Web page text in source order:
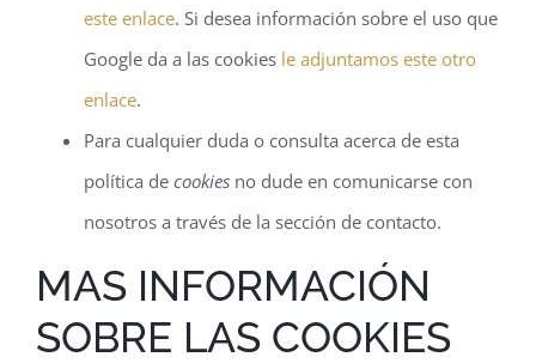
este enlace. Si desea información sobre el uso que
Google da a las cookies le adjuntamos este otro
enlace.
Para cualquier duda o consulta acerca de esta
política de cookies no dude en comunicarse con
nosotros a través de la sección de contacto.
MAS INFORMACIÓN
SOBRE LAS COOKIES